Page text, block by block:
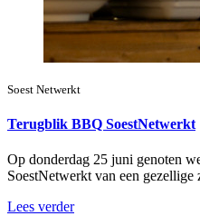
Soest Netwerkt
Terugblik BBQ SoestNetwerkt
Op donderdag 25 juni genoten
SoestNetwerkt van een
Lees verder